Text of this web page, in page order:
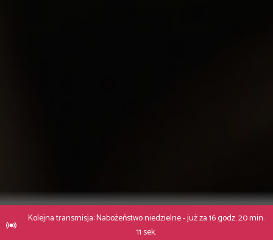
Kolejna transmisja: Nabożeństwo niedzielne - już za 16 godz. 20 min.
10 sek.